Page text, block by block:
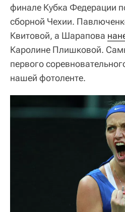
финале Кубка Федерации
сборной Чехии.
Квитовой, а Шарапова
Каролине Плишковой.
первого
нашей фотоленте.